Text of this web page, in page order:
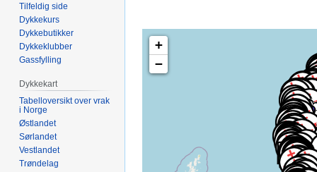
+
−
Tilfeldig side
Dykkekurs
Dykkebutikker
Dykkeklubber
Gassfylling
Dykkekart
Tabelloversikt over vrak
i Norge
Østlandet
Sørlandet
Vestlandet
Trøndelag